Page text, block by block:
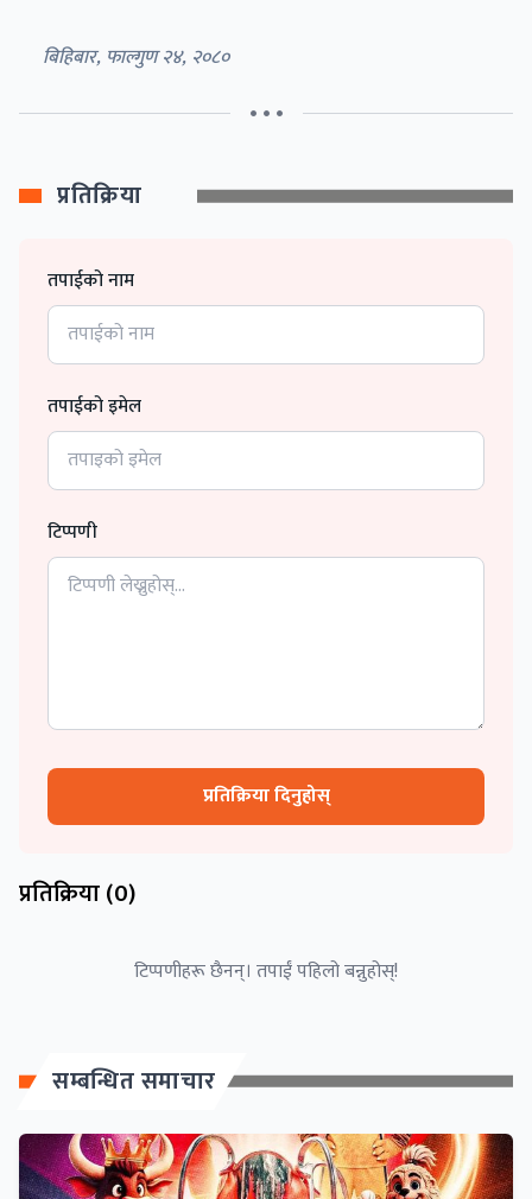
बिहिबार, फाल्गुण २४, २०८०
• • •
प्रतिक्रिया
तपाईको नाम
तपाईको इमेल
टिप्पणी
प्रतिक्रिया दिनुहोस्
प्रतिक्रिया (0)
टिप्पणीहरू छैनन्। तपाईं पहिलो बन्नुहोस्!
सम्बन्धित समाचार